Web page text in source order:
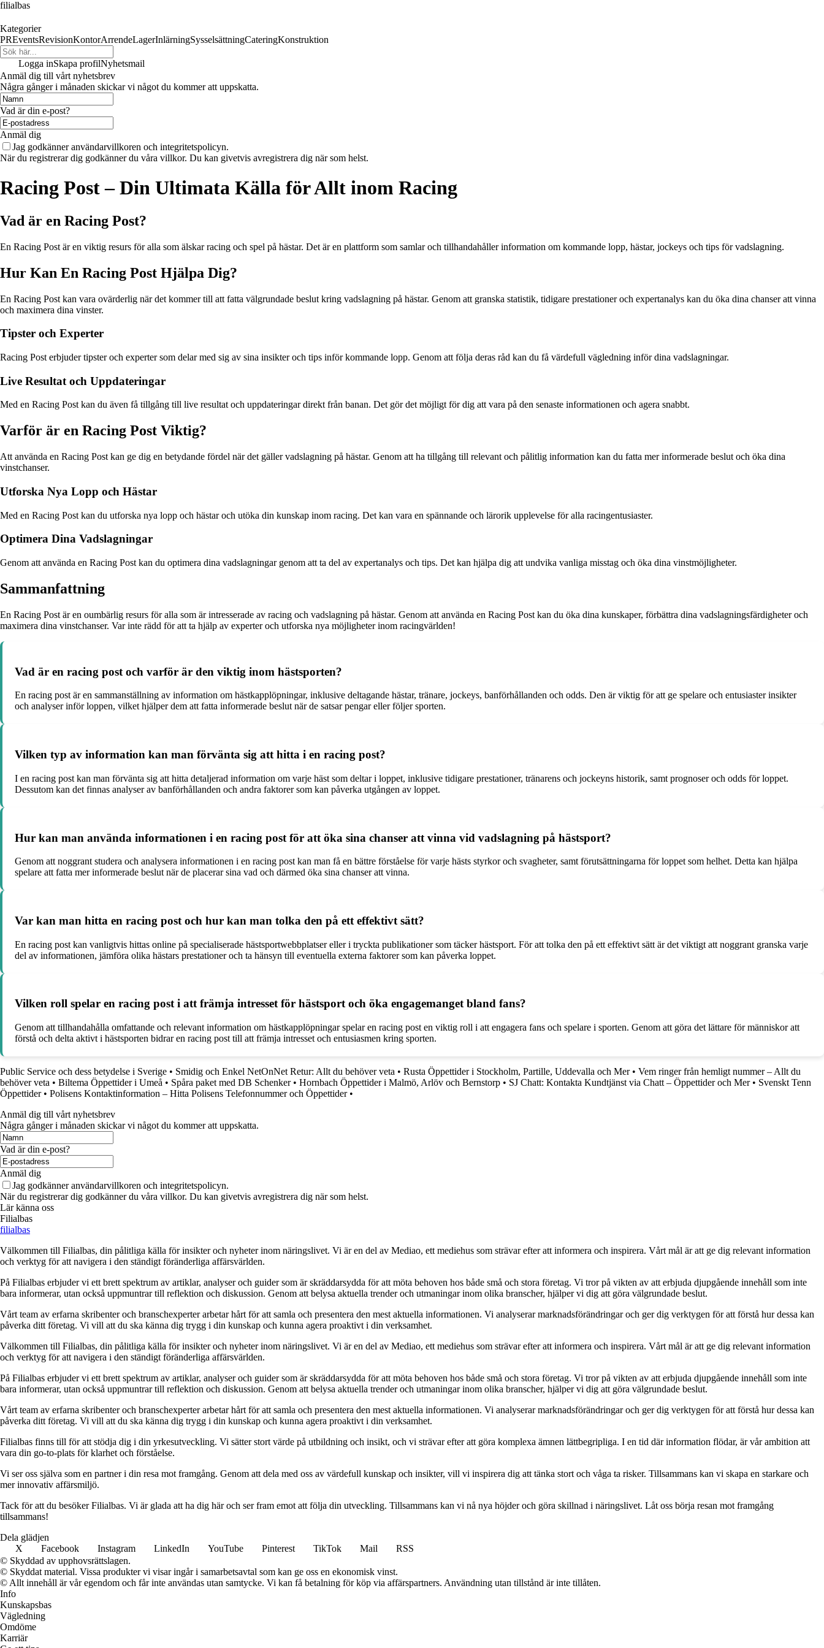
filialbas
Kategorier
PREventsRevisionKontorArrendeLagerInlärningSysselsättningCateringKonstruktion
Logga inSkapa profilNyhetsmail
Anmäl dig till vårt nyhetsbrev
Några gånger i månaden skickar vi något du kommer att uppskatta.
Vad är din e-post?
Anmäl dig
Jag godkänner användarvillkoren och integritetspolicyn.
När du registrerar dig godkänner du våra villkor. Du kan givetvis avregistrera dig när som helst.
Racing Post – Din Ultimata Källa för Allt inom Racing
Vad är en Racing Post?
En Racing Post är en viktig resurs för alla som älskar racing och spel på hästar. Det är en plattform som samlar och tillhandahåller information om kommande lopp, hästar, jockeys och tips för vadslagning.
Hur Kan En Racing Post Hjälpa Dig?
En Racing Post kan vara ovärderlig när det kommer till att fatta välgrundade beslut kring vadslagning på hästar. Genom att granska statistik, tidigare prestationer och expertanalys kan du öka dina chanser att vinna
och maximera dina vinster.
Tipster och Experter
Racing Post erbjuder tipster och experter som delar med sig av sina insikter och tips inför kommande lopp. Genom att följa deras råd kan du få värdefull vägledning inför dina vadslagningar.
Live Resultat och Uppdateringar
Med en Racing Post kan du även få tillgång till live resultat och uppdateringar direkt från banan. Det gör det möjligt för dig att vara på den senaste informationen och agera snabbt.
Varför är en Racing Post Viktig?
Att använda en Racing Post kan ge dig en betydande fördel när det gäller vadslagning på hästar. Genom att ha tillgång till relevant och pålitlig information kan du fatta mer informerade beslut och öka dina
vinstchanser.
Utforska Nya Lopp och Hästar
Med en Racing Post kan du utforska nya lopp och hästar och utöka din kunskap inom racing. Det kan vara en spännande och lärorik upplevelse för alla racingentusiaster.
Optimera Dina Vadslagningar
Genom att använda en Racing Post kan du optimera dina vadslagningar genom att ta del av expertanalys och tips. Det kan hjälpa dig att undvika vanliga misstag och öka dina vinstmöjligheter.
Sammanfattning
En Racing Post är en oumbärlig resurs för alla som är intresserade av racing och vadslagning på hästar. Genom att använda en Racing Post kan du öka dina kunskaper, förbättra dina vadslagningsfärdigheter och
maximera dina vinstchanser. Var inte rädd för att ta hjälp av experter och utforska nya möjligheter inom racingvärlden!
Vad är en racing post och varför är den viktig inom hästsporten?
En racing post är en sammanställning av information om hästkapplöpningar, inklusive deltagande hästar, tränare, jockeys, banförhållanden och odds. Den är viktig för att ge spelare och entusiaster insikter
och analyser inför loppen, vilket hjälper dem att fatta informerade beslut när de satsar pengar eller följer sporten.
Vilken typ av information kan man förvänta sig att hitta i en racing post?
I en racing post kan man förvänta sig att hitta detaljerad information om varje häst som deltar i loppet, inklusive tidigare prestationer, tränarens och jockeyns historik, samt prognoser och odds för loppet.
Dessutom kan det finnas analyser av banförhållanden och andra faktorer som kan påverka utgången av loppet.
Hur kan man använda informationen i en racing post för att öka sina chanser att vinna vid vadslagning på hästsport?
Genom att noggrant studera och analysera informationen i en racing post kan man få en bättre förståelse för varje hästs styrkor och svagheter, samt förutsättningarna för loppet som helhet. Detta kan hjälpa
spelare att fatta mer informerade beslut när de placerar sina vad och därmed öka sina chanser att vinna.
Var kan man hitta en racing post och hur kan man tolka den på ett effektivt sätt?
En racing post kan vanligtvis hittas online på specialiserade hästsportwebbplatser eller i tryckta publikationer som täcker hästsport. För att tolka den på ett effektivt sätt är det viktigt att noggrant granska varje
del av informationen, jämföra olika hästars prestationer och ta hänsyn till eventuella externa faktorer som kan påverka loppet.
Vilken roll spelar en racing post i att främja intresset för hästsport och öka engagemanget bland fans?
Genom att tillhandahålla omfattande och relevant information om hästkapplöpningar spelar en racing post en viktig roll i att engagera fans och spelare i sporten. Genom att göra det lättare för människor att
förstå och delta aktivt i hästsporten bidrar en racing post till att främja intresset och entusiasmen kring sporten.
Public Service och dess betydelse i Sverige • Smidig och Enkel NetOnNet Retur: Allt du behöver veta • Rusta Öppettider i Stockholm, Partille, Uddevalla och Mer• Vem ringer från hemligt nummer – Allt du
behöver veta • Biltema Öppettider i Umeå • Spåra paket med DB Schenker• Hornbach Öppettider i Malmö, Arlöv och Bernstorp • SJ Chatt: Kontakta Kundtjänst via Chatt – Öppettider och Mer• Svenskt Tenn
Öppettider• Polisens Kontaktinformation – Hitta Polisens Telefonnummer och Öppettider•
Anmäl dig till vårt nyhetsbrev
Några gånger i månaden skickar vi något du kommer att uppskatta.
Vad är din e-post?
Anmäl dig
Jag godkänner användarvillkoren och integritetspolicyn.
När du registrerar dig godkänner du våra villkor. Du kan givetvis avregistrera dig när som helst.
Lär känna oss
Filialbas
filialbas
Välkommen till Filialbas, din pålitliga källa för insikter och nyheter inom näringslivet. Vi är en del av Mediao, ett mediehus som strävar efter att informera och inspirera. Vårt mål är att ge dig relevant information
och verktyg för att navigera i den ständigt föränderliga affärsvärlden.
På Filialbas erbjuder vi ett brett spektrum av artiklar, analyser och guider som är skräddarsydda för att möta behoven hos både små och stora företag. Vi tror på vikten av att erbjuda djupgående innehåll som inte
bara informerar, utan också uppmuntrar till reflektion och diskussion. Genom att belysa aktuella trender och utmaningar inom olika branscher, hjälper vi dig att göra välgrundade beslut.
Vårt team av erfarna skribenter och branschexperter arbetar hårt för att samla och presentera den mest aktuella informationen. Vi analyserar marknadsförändringar och ger dig verktygen för att förstå hur dessa kan
påverka ditt företag. Vi vill att du ska känna dig trygg i din kunskap och kunna agera proaktivt i din verksamhet.
Välkommen till Filialbas, din pålitliga källa för insikter och nyheter inom näringslivet. Vi är en del av Mediao, ett mediehus som strävar efter att informera och inspirera. Vårt mål är att ge dig relevant information
och verktyg för att navigera i den ständigt föränderliga affärsvärlden.
På Filialbas erbjuder vi ett brett spektrum av artiklar, analyser och guider som är skräddarsydda för att möta behoven hos både små och stora företag. Vi tror på vikten av att erbjuda djupgående innehåll som inte
bara informerar, utan också uppmuntrar till reflektion och diskussion. Genom att belysa aktuella trender och utmaningar inom olika branscher, hjälper vi dig att göra välgrundade beslut.
Vårt team av erfarna skribenter och branschexperter arbetar hårt för att samla och presentera den mest aktuella informationen. Vi analyserar marknadsförändringar och ger dig verktygen för att förstå hur dessa kan
påverka ditt företag. Vi vill att du ska känna dig trygg i din kunskap och kunna agera proaktivt i din verksamhet.
Filialbas finns till för att stödja dig i din yrkesutveckling. Vi sätter stort värde på utbildning och insikt, och vi strävar efter att göra komplexa ämnen lättbegripliga. I en tid där information flödar, är vår ambition att
vara din go-to-plats för klarhet och förståelse.
Vi ser oss själva som en partner i din resa mot framgång. Genom att dela med oss av värdefull kunskap och insikter, vill vi inspirera dig att tänka stort och våga ta risker. Tillsammans kan vi skapa en starkare och
mer innovativ affärsmiljö.
Tack för att du besöker Filialbas. Vi är glada att ha dig här och ser fram emot att följa din utveckling. Tillsammans kan vi nå nya höjder och göra skillnad i näringslivet. Låt oss börja resan mot framgång
tillsammans!
Dela glädjen
X
Facebook Instagram LinkedIn YouTube Pinterest TikTok Mail
RSS
© Skyddad av upphovsrättslagen.
© Skyddat material. Vissa produkter vi visar ingår i samarbetsavtal som kan ge oss en ekonomisk vinst.
© Allt innehåll är vår egendom och får inte användas utan samtycke. Vi kan få betalning för köp via affärspartners. Användning utan tillstånd är inte tillåten.
Info
Kunskapsbas
Vägledning
Omdöme
Karriär